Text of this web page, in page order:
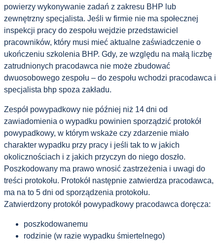
powierzy wykonywanie zadań z zakresu BHP lub
zewnętrzny specjalista. Jeśli w firmie nie ma społecznej
inspekcji pracy do zespołu wejdzie przedstawiciel
pracowników, który musi mieć aktualne zaświadczenie o
ukończeniu szkolenia BHP. Gdy, ze względu na małą liczbę
zatrudnionych pracodawca nie może zbudować
dwuosobowego zespołu – do zespołu wchodzi pracodawca i
specjalista bhp spoza zakładu.
Zespół powypadkowy nie później niż 14 dni od
zawiadomienia o wypadku powinien sporządzić protokół
powypadkowy, w którym wskaże czy zdarzenie miało
charakter wypadku przy pracy i jeśli tak to w jakich
okolicznościach i z jakich przyczyn do niego doszło.
Poszkodowany ma prawo wnosić zastrzeżenia i uwagi do
treści protokołu. Protokół następnie zatwierdza pracodawca,
ma na to 5 dni od sporządzenia protokołu.
Zatwierdzony protokół powypadkowy pracodawca doręcza:
poszkodowanemu
rodzinie (w razie wypadku śmiertelnego)